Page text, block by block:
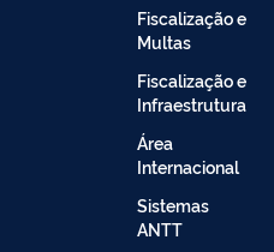
Fiscalização e
Multas
Fiscalização e
Infraestrutura
Área
Internacional
Sistemas
ANTT